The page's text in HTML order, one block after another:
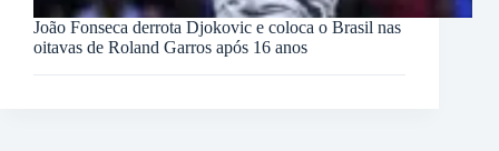
João Fonseca derrota Djokovic e coloca o Brasil nas
oitavas de Roland Garros após 16 anos